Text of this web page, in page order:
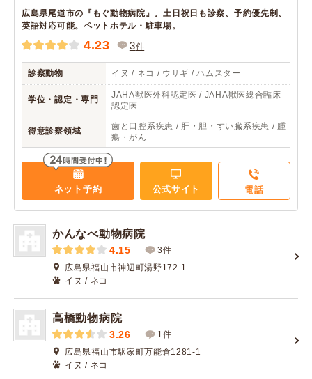
広島県尾道市の『もぐ動物病院』。土日祝日も診察、予約優先制、
英語対応可能。ペットホテル・駐車場。
4.23 3件
診察動物 イヌ / ネコ / ウサギ / ハムスター
学位・認定・専門
JAHA獣医外科認定医 / JAHA獣医総合臨床
認定医
得意診察領域
歯と口腔系疾患 / 肝・胆・すい臓系疾患 / 腫
瘍・がん
ネット予約 公式サイト 電話
かんなべ動物病院
4.15
3件
広島県福山市神辺町湯野172-1
イヌ / ネコ
高橋動物病院
3.26
1件
広島県福山市駅家町万能倉1281-1
イヌ / ネコ